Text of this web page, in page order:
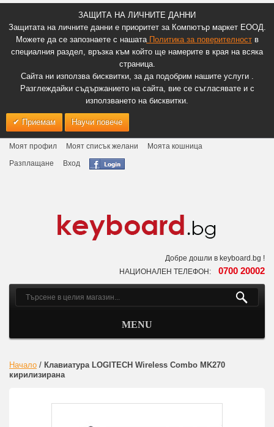
ЗАЩИТА НА ЛИЧНИТЕ ДАННИ
Защитата на личните данни е приоритет за Компютър маркет ЕООД.
Можете да се запознаете с нашатаПолитика за поверителноств
специалния раздел, връзка към който ще намерите в края на всяка
страница.
Сайта ни използва бисквитки, за да подобрим нашите услуги .
Разглеждайки съдържанието на сайта, вие се съгласявате и с
използването на бисквитки.
Приемам Научи повече
Моят профил Моят списък желани
Моята кошница
Разплащане
Вход
Добре дошли в keyboard.bg !
НАЦИОНАЛЕН ТЕЛЕФОН: 0700 20002
MENU
Начало / Клавиатура LOGITECH Wireless Combo MK270
кирилизирана